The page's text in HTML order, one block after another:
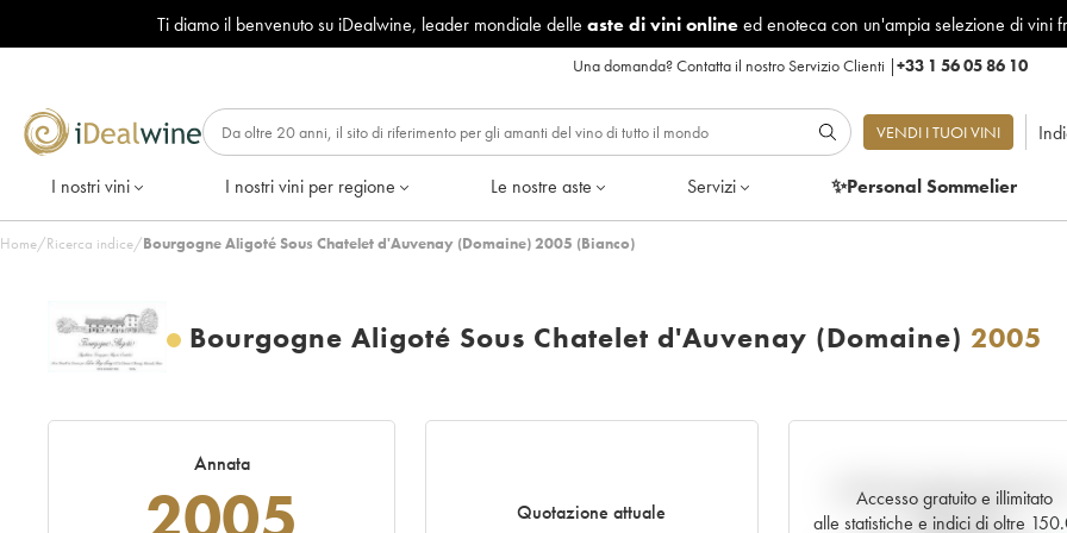
Ti diamo il benvenuto su iDealwine, leader mondiale delle aste di vini onlineed enoteca con un'ampia selezione di vini
Una domanda?Contatta il nostro Servizio Clienti |+33 1 56 05 86 10
VENDI I TUOI VINI
I nostri vini I nostri vini per regione Le nostre aste Servizi ✨Personal Sommelier
Home/Ricerca indice/Bourgogne Aligoté Sous Chatelet d'Auvenay (Domaine) 2005 (Bianco)
Bourgogne Aligoté Sous Chatelet d'Auvenay (Domaine) 2005
Annata
Quotazione attuale
Accesso gratuito e illimitato
alle statistiche e indici di oltre
Andamento della quotazione
tempo reale